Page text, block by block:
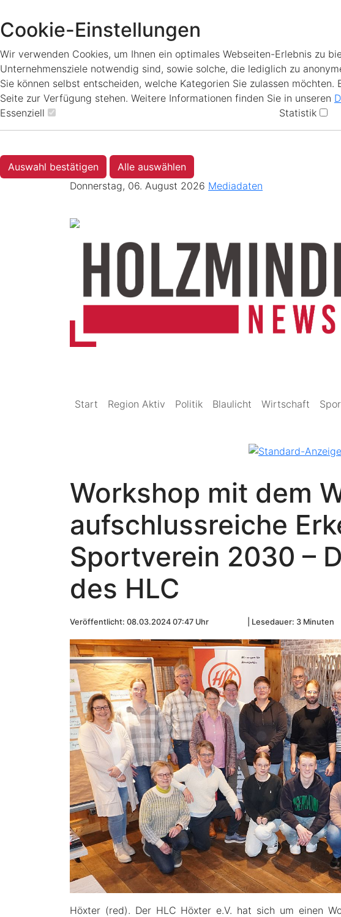
Cookie-Einstellungen
Wir verwenden Cookies, um Ihnen ein optimales Webseiten-Erlebnis zu
Unternehmensziele notwendig sind, sowie solche, die lediglich zu
Sie können selbst entscheiden, welche Kategorien Sie zulassen
Seite zur Verfügung stehen. Weitere Informationen finden Sie in unseren
Essenziell
Statistik
Auswahl bestätigen
Alle auswählen
Donnerstag, 06. August 2026 Mediadaten
Start
Region Aktiv Politik Blaulicht Wirtschaft
Workshop mit dem
aufschlussreiche
Sportverein 2030 –
des HLC
Veröffentlicht: 08.03.2024 07:47 Uhr Lesedauer: 3 Minuten
Höxter (red). Der HLC Höxter e.V. hat sich um einen